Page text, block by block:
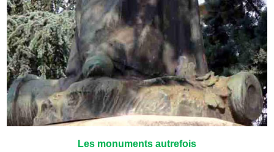
Les monuments autrefois